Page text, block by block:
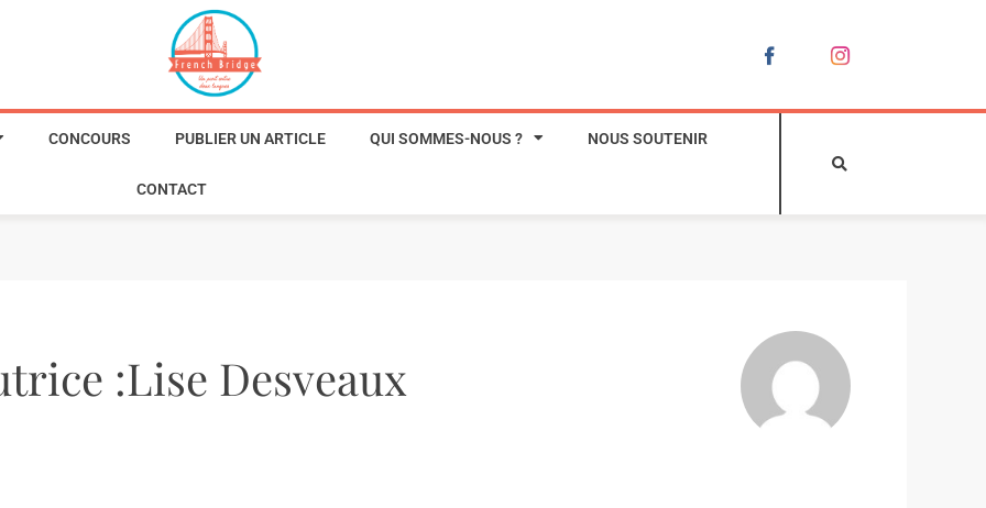
CONCOURS PUBLIER UN ARTICLE QUI SOMMES-NOUS ? NOUS SOUTENIR
CONTACT
:Lise Desveaux